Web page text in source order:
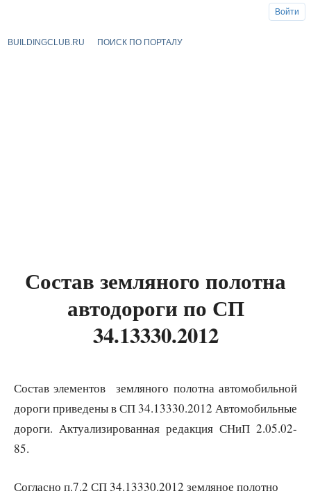
BUILDINGCLUB.RU ПОИСК ПО ПОРТАЛУ
Состав земляного полотна
автодороги по СП
34.13330.2012
Состав элементов земляного полотна автомобильной
дороги приведены в СП 34.13330.2012 Автомобильные
дороги. Актуализированная редакция СНиП 2.05.02-
85.
Согласно п.7.2 СП 34.13330.2012 земляное полотно
Войти